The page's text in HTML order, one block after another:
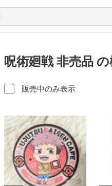
呪術廻戦 非売品
販売中のみ表示